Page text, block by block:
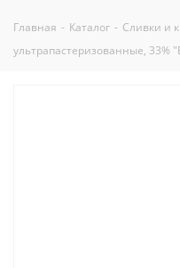
Главная - Каталог - Сливки и
ультрапастеризованные, 33%